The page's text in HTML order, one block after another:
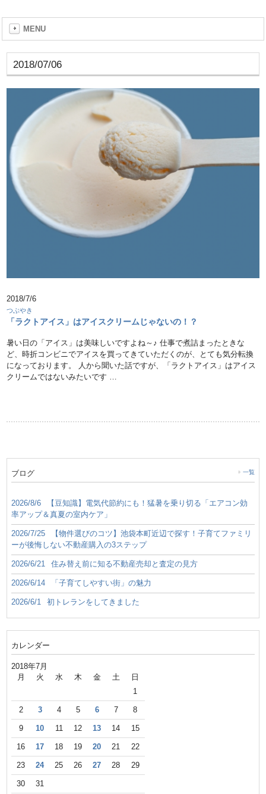
MENU
2018/07/06
2018/7/6
つぶやき
「ラクトアイス」はアイスクリームじゃないの！？
暑い日の「アイス」は美味しいですよね～♪ 仕事で煮詰まったときな
ど、時折コンビニでアイスを買ってきていただくのが、とても気分転換
になっております。 人から聞いた話ですが、「ラクトアイス」はアイス
クリームではないみたいです …
ブログ 一覧
2026/8/6
【豆知識】電気代節約にも！猛暑を乗り切る「エアコン効
率アップ＆真夏の室内ケア」
2026/7/25
【物件選びのコツ】池袋本町近辺で探す！子育てファミリ
ーが後悔しない不動産購入の3ステップ
2026/6/21 住み替え前に知る不動産売却と査定の見方
2026/6/14 「子育てしやすい街」の魅力
2026/6/1 初トレランをしてきました
カレンダー
2018年7月
月 火 水 木 金 土 日
1
2 3 4 5 6 7 8
9 10 11 12 13 14 15
16 17 18 19 20 21 22
23 24 25 26 27 28 29
30 31